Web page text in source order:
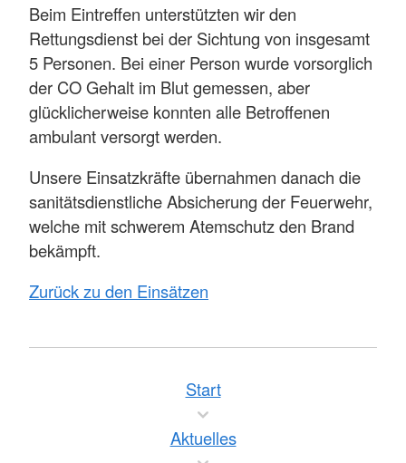
Beim Eintreffen unterstützten wir den
Rettungsdienst bei der Sichtung von insgesamt
5 Personen. Bei einer Person wurde vorsorglich
der CO Gehalt im Blut gemessen, aber
glücklicherweise konnten alle Betroffenen
ambulant versorgt werden.
Unsere Einsatzkräfte übernahmen danach die
sanitätsdienstliche Absicherung der Feuerwehr,
welche mit schwerem Atemschutz den Brand
bekämpft.
Zurück zu den Einsätzen
Start
Aktuelles